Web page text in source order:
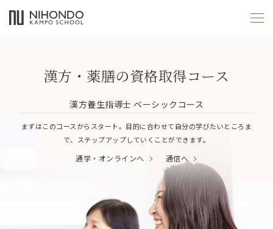
漢方・薬膳の資格取得コース
漢方養生指導士 ベーシックコース
まずはこのコースからスタート。目的に合わせて自分の学びたいところま
で、ステップアップしていくことができます。
通学・オンラインへ 通信へ